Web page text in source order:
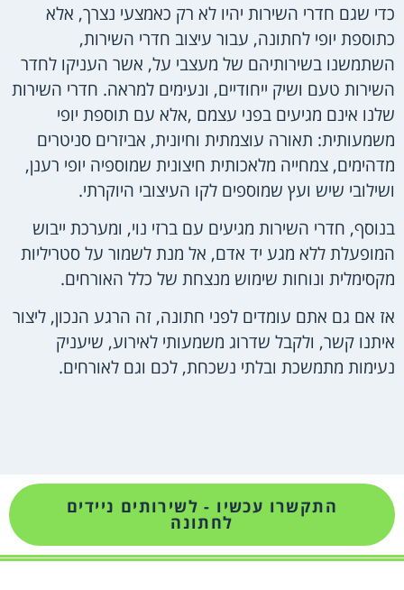
כדי שגם חדרי השירות יהיו לא רק כאמצעי נצרך, אלא
כתוספת יופי לחתונה, עבור עיצוב חדרי השירות,
השתמשנו בשירותיהם של מעצבי על, אשר העניקו לחדר
השירות טעם ושיק ייחודיים, ונעימים למראה. חדרי השירות
שלנו אינם מגיעים בפני עצמם ,אלא עם תוספת יופי
משמעותית: תאורה עוצמתית וחיונית, אביזרים סניטרים
מדהימים, צמחייה מלאכותית חיצונית שמוספיה יופי רענן,
ושילובי שיש ועץ שמוספים לקו העיצובי היוקרתי.
בנוסף, חדרי השירות מגיעים עם ברזי נוי, ומערכת ייבוש
המופעלת ללא מגע יד אדם, אל מנת לשמור על סטריליות
מקסימלית ונוחות שימוש מנצחת של כלל האורחים.
אז אם גם אתם עומדים לפני חתונה, זה הרגע הנכון, ליצור
איתנו קשר, ולקבל שדרוג משמעותי לאירוע, שיעניק
נעימות מתמשכת ובלתי נשכחת, לכם וגם לאורחים.
התקשרו עכשיו - לשירותים ניידים
לחתונה